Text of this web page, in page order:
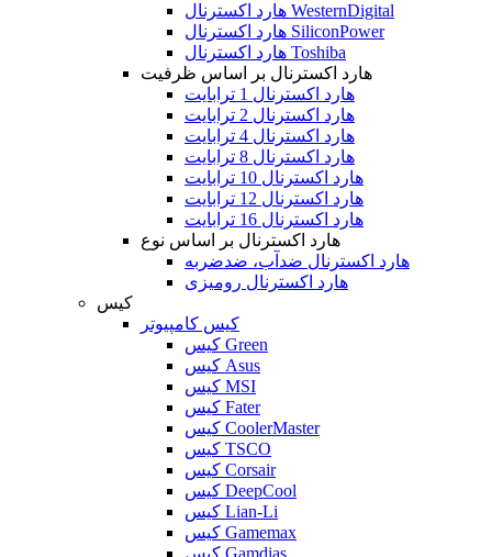
هارد اکسترنال WesternDigital
هارد اکسترنال SiliconPower
هارد اکسترنال Toshiba
هارد اکسترنال بر اساس ظرفیت
هارد اکسترنال 1 ترابایت
هارد اکسترنال 2 ترابایت
هارد اکسترنال 4 ترابایت
هارد اکسترنال 8 ترابایت
هارد اکسترنال 10 ترابایت
هارد اکسترنال 12 ترابایت
هارد اکسترنال 16 ترابایت
هارد اکسترنال بر اساس نوع
هارد اکسترنال ضدآب، ضدضربه
هارد اکسترنال رومیزی
کیس
کیس کامپیوتر
کیس Green
کیس Asus
کیس MSI
کیس Fater
کیس CoolerMaster
کیس TSCO
کیس Corsair
کیس DeepCool
کیس Lian-Li
کیس Gamemax
کیس Gamdias